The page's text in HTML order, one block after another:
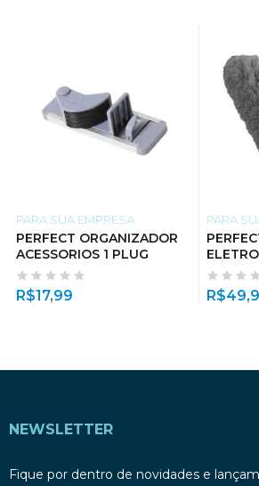
PARA SUA EMPRESA
PERFECT ORGANIZADOR
ACESSORIOS 1 PLUG
R$17,99
PARA
R$
NEWSLETTER
Fique por dentro de novidades e